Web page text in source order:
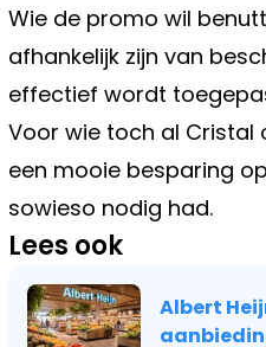
Wie de promo wil
afhankelijk zijn van
effectief wordt
Voor wie toch al Cristal
een mooie besparing
sowieso nodig had.
Lees ook
Albert